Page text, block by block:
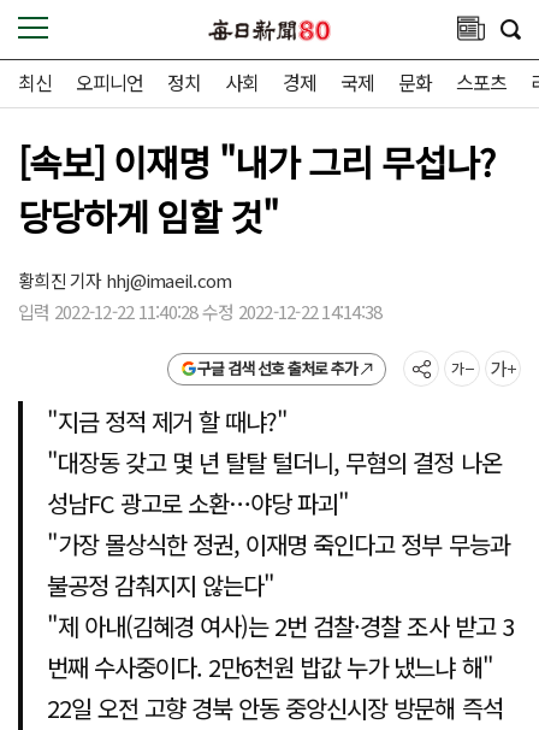
최신 오피니언 정치 사회 경제 국제 문화 스포츠
[속보] 이재명 "내가 그리 무섭나?
당당하게 임할 것"
황희진 기자hhj@imaeil.com
입력 2022-12-22 11:40:28 수정 2022-12-22 14:14:38
구글 검색 선호 출처로 추가
"지금 정적 제거 할 때냐?"
"대장동 갖고 몇 년 탈탈 털더니, 무혐의 결정 나온
성남FC 광고로 소환…야당 파괴"
"가장 몰상식한 정권, 이재명 죽인다고 정부 무능과
불공정 감춰지지 않는다"
"제 아내(김혜경 여사)는 2번 검찰·경찰 조사 받고 3
번째 수사중이다. 2만6천원 밥값 누가 냈느냐 해"
22일 오전 고향 경북 안동 중앙신시장 방문해 즉석